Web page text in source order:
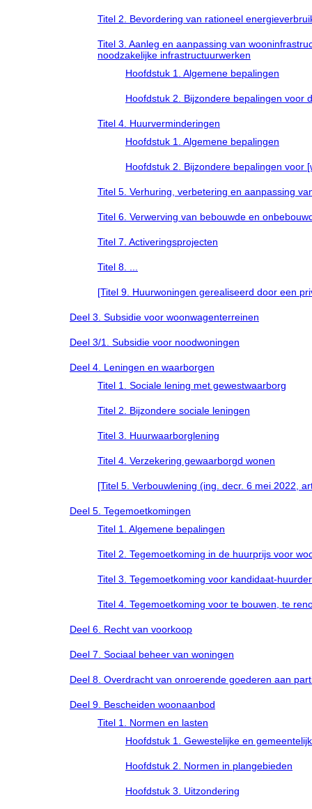
Titel 2. Bevordering van rationeel
Titel 3. Aanleg en aanpassing van
noodzakelijke infrastructuurwerken
Hoofdstuk 1. Algemene bepalingen
Hoofdstuk 2. Bijzondere bepalingen voor
Titel 4. Huurverminderingen
Hoofdstuk 1. Algemene bepalingen
Hoofdstuk 2. Bijzondere bepalingen voor
Titel 5. Verhuring, verbetering en aanpassing
Titel 6. Verwerving van bebouwde en
Titel 7. Activeringsprojecten
Titel 8. ...
[Titel 9. Huurwoningen gerealiseerd door een
Deel 3. Subsidie voor woonwagenterreinen
Deel 3/1. Subsidie voor noodwoningen
Deel 4. Leningen en waarborgen
Titel 1. Sociale lening met gewestwaarborg
Titel 2. Bijzondere sociale leningen
Titel 3. Huurwaarborglening
Titel 4. Verzekering gewaarborgd wonen
[Titel 5. Verbouwlening (ing. decr. 6 mei 2022,
Deel 5. Tegemoetkomingen
Titel 1. Algemene bepalingen
Titel 2. Tegemoetkoming in de huurprijs voor
Titel 3. Tegemoetkoming voor kandidaat-
Titel 4. Tegemoetkoming voor te bouwen, te
Deel 6. Recht van voorkoop
Deel 7. Sociaal beheer van woningen
Deel 8. Overdracht van onroerende goederen aan
Deel 9. Bescheiden woonaanbod
Titel 1. Normen en lasten
Hoofdstuk 1. Gewestelijke en
Hoofdstuk 2. Normen in plangebieden
Hoofdstuk 3. Uitzondering